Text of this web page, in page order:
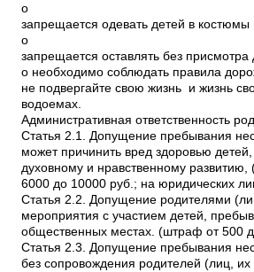
o
запрещается одевать детей в
o
запрещается оставлять без
o необходимо соблюдать правила
не подвергайте свою жизнь и жизнь
водоемах.
Административная ответственность
Статья 2.1. Допущение пребывания
может причинить вред здоровью
духовному и нравственному
6000 до 10000 руб.; на юридических
Статья 2.2. Допущение родителями
мероприятия с участием детей,
общественных местах. (штраф от 500
Статья 2.3. Допущение пребывания
без сопровождения родителей (лиц,